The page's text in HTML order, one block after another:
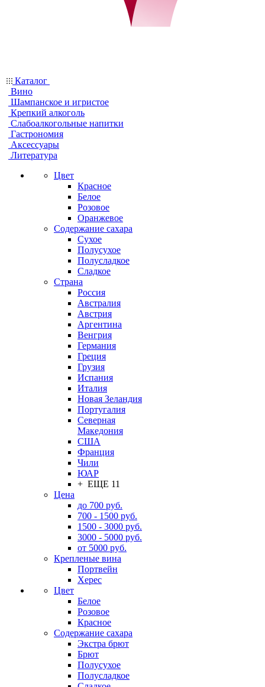
Каталог
Вино
Шампанское и игристое
Крепкий алкоголь
Слабоалкогольные напитки
Гастрономия
Аксессуары
Литература
Цвет
Красное
Белое
Розовое
Оранжевое
Содержание сахара
Сухое
Полусухое
Полусладкое
Сладкое
Страна
Россия
Австралия
Австрия
Аргентина
Венгрия
Германия
Греция
Грузия
Испания
Италия
Новая Зеландия
Португалия
Северная
Македония
США
Франция
Чили
ЮАР
+ ЕЩЕ 11
Цена
до 700 руб.
700 - 1500 руб.
1500 - 3000 руб.
3000 - 5000 руб.
от 5000 руб.
Крепленые вина
Портвейн
Херес
Цвет
Белое
Розовое
Красное
Содержание сахара
Экстра брют
Брют
Полусухое
Полусладкое